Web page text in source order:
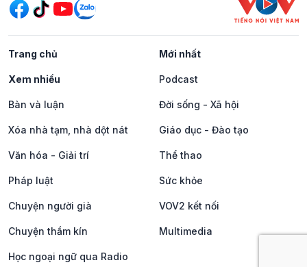
Trang chủ Mới nhất
Xem nhiều Podcast
Bàn và luận Đời sống - Xã hội
Xóa nhà tạm, nhà dột nát Giáo dục - Đào tạo
Văn hóa - Giải trí Thể thao
Pháp luật Sức khỏe
Chuyện người già VOV2 kết nối
Chuyện thầm kín Multimedia
Học ngoại ngữ qua Radio